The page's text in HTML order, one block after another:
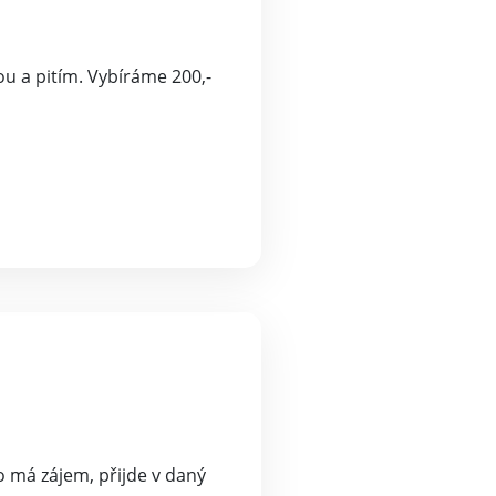
a pitím. Vybíráme 200,-
zájem, přijde v daný